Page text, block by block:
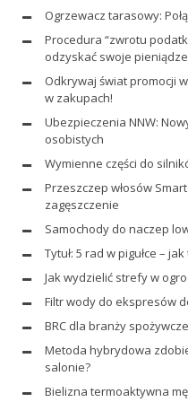
Ogrzewacz tarasowy:
Procedura “zwrotu
odzyskać swoje pieniądze
Odkrywaj świat promocji
w zakupach!
Ubezpieczenia NNW:
osobistych
Wymienne części do
Przeszczep włosów
zagęszczenie
Samochody do naczep
Tytuł: 5 rad w pigułce –
Jak wydzielić strefy w
Filtr wody do ekspresów
BRC dla branży
Metoda hybrydowa
salonie?
Bielizna termoaktywna